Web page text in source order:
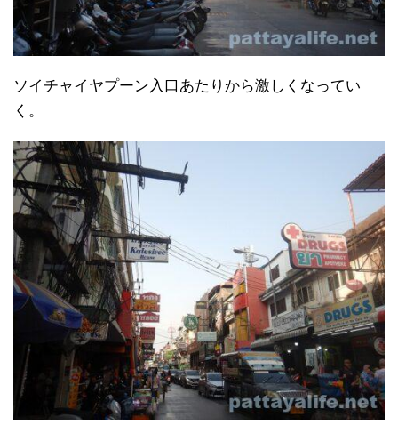
ソイチャイヤプーン入口あたりから激しくなってい
く。